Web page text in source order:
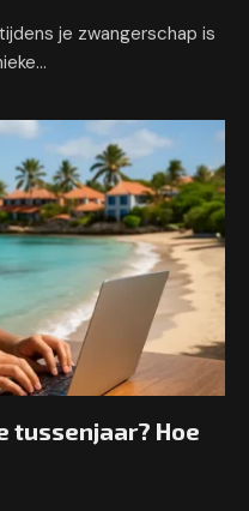
je zwangerschap is
tussenjaar? Hoe